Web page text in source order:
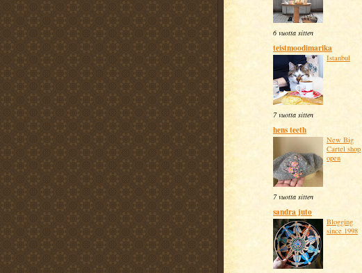
6 vuotta sitten
teistmoodimarika
Istanbul
7 vuotta sitten
hens teeth
New Big
Cartel shop
open
7 vuotta sitten
sandra juto
Blogging
since 1998